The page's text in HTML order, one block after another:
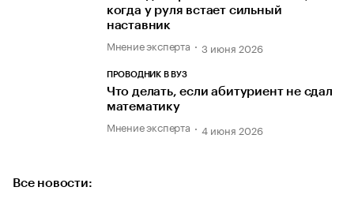
когда у руля встает сильный
наставник
Мнение эксперта 3 июня 2026
ПРОВОДНИК В ВУЗ
Что делать, если абитуриент не сдал
математику
Мнение эксперта 4 июня 2026
Все новости: